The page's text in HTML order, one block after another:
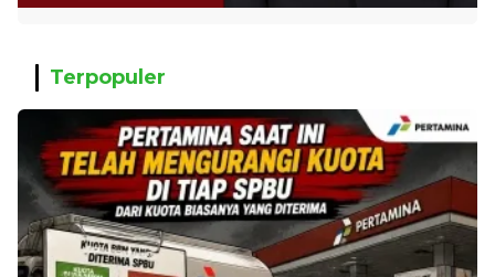
Terpopuler